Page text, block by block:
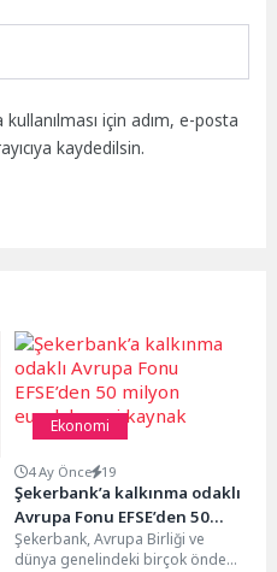
için adım, e-posta
kaydedilsin.
Ekonomi
4 Ay Önce 19
Şekerbank’a kalkınma odaklı
Avrupa Fonu EFSE’den 50
milyon euroluk yeni kaynak
Şekerbank, Avrupa Birliği ve
dünya genelindeki birçok önde